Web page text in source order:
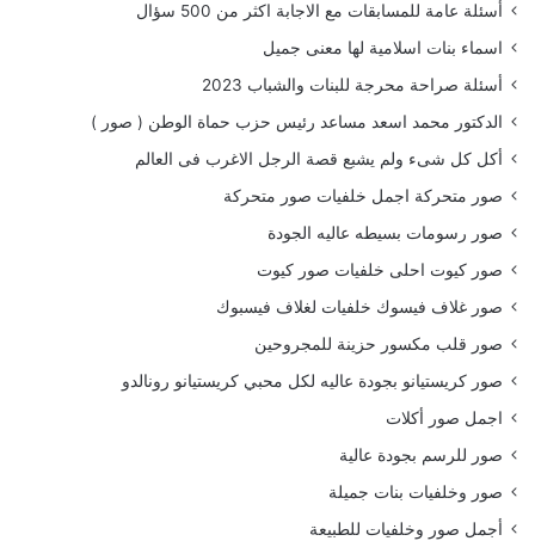
أسئلة عامة للمسابقات مع الاجابة اكثر من 500 سؤال
اسماء بنات اسلامية لها معنى جميل
أسئلة صراحة محرجة للبنات والشباب 2023
الدكتور محمد اسعد مساعد رئيس حزب حماة الوطن ( صور )
أكل كل شىء ولم يشبع قصة الرجل الاغرب فى العالم
صور متحركة اجمل خلفيات صور متحركة
صور رسومات بسيطه عاليه الجودة
صور كيوت احلى خلفيات صور كيوت
صور غلاف فيسوك خلفيات لغلاف فيسبوك
صور قلب مكسور حزينة للمجروحين
صور كريستيانو بجودة عاليه لكل محبي كريستيانو رونالدو
اجمل صور أكلات
صور للرسم بجودة عالية
صور وخلفيات بنات جميلة
أجمل صور وخلفيات للطبيعة